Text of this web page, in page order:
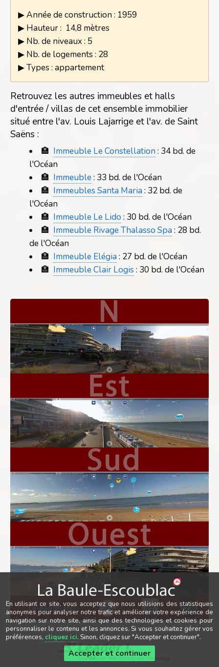
▶ Année de construction : 1959
▶ Hauteur : 14,8 mètres
▶ Nb. de niveaux : 5
▶ Nb. de logements : 28
▶ Types : appartement
Retrouvez les autres immeubles et halls
d'entrée / villas de cet ensemble immobilier
situé entre l'av. Louis Lajarrige et l'av. de Saint
Saëns :
🏣 Immeuble Le Constellation: 34 bd. de
l'Océan
🏣 Immeuble: 33 bd. de l'Océan
🏣 Immeubles Santa Maria: 32 bd. de
l'Océan
🏣 Immeuble Le Lido : 30 bd. de l'Océan
🏣 Immeuble Rivage Thalasso Spa: 28 bd.
de l'Océan
🏣 Immeuble Elégia: 27 bd. de l'Océan
🏣 Immeuble Clair Logis : 30 bd. de l'Océan
En utilisant ce site, vous acceptez que nous utilisions des statistiques
anonymes pour analyser notre trafic et améliorer votre expérience de
navigation sur notre site, ainsi que des technologies et cookies pour
personnaliser le contenu et les annonces. Si vous souhaitez gérer vos
préférences, cliquez ici. Sinon, cliquez sur "Accepter et continuer".
Accepter et continuer